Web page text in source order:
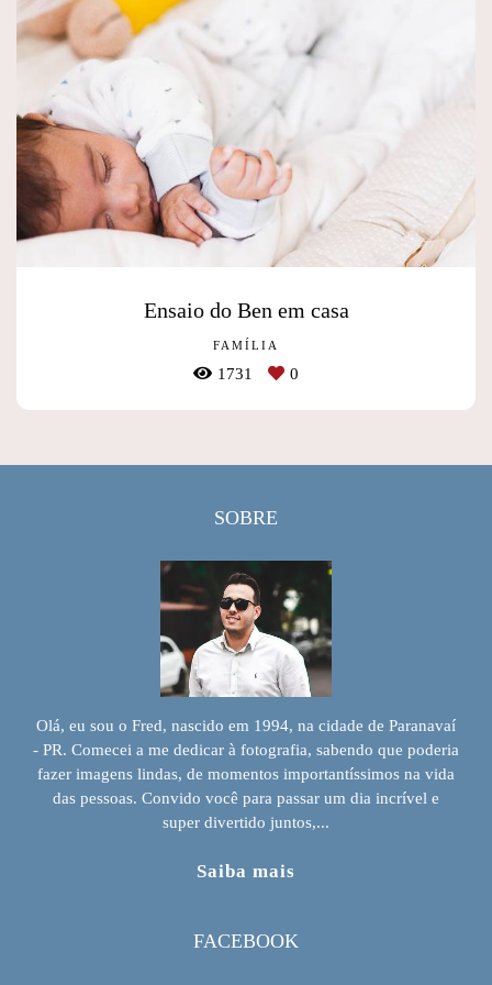
Ensaio do Ben em casa
FAMÍLIA
1731 0
SOBRE
Olá, eu sou o Fred, nascido em 1994, na cidade de Paranavaí
- PR. Comecei a me dedicar à fotografia, sabendo que poderia
fazer imagens lindas, de momentos importantíssimos na vida
das pessoas. Convido você para passar um dia incrível e
super divertido juntos,...
Saiba mais
FACEBOOK